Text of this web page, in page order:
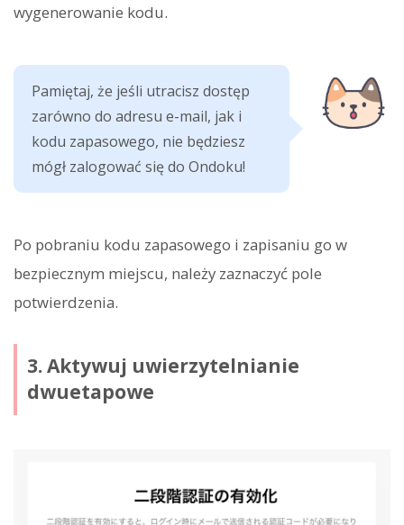
wygenerowanie kodu.
Pamiętaj, że jeśli utracisz dostęp
zarówno do adresu e-mail, jak i
kodu zapasowego, nie będziesz
mógł zalogować się do Ondoku!
Po pobraniu kodu zapasowego i zapisaniu go w
bezpiecznym miejscu, należy zaznaczyć pole
potwierdzenia.
3. Aktywuj uwierzytelnianie
dwuetapowe